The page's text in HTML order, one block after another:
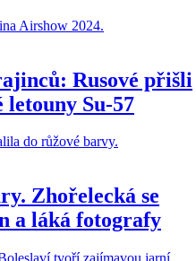
Rusové přišli
Su-57
Zhořelecká se
a láká fotografy